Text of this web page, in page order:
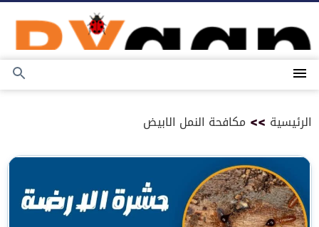
إلى
المحتوى
القائمة
بحث
الرئيسية >> مكافحة النمل الابيض